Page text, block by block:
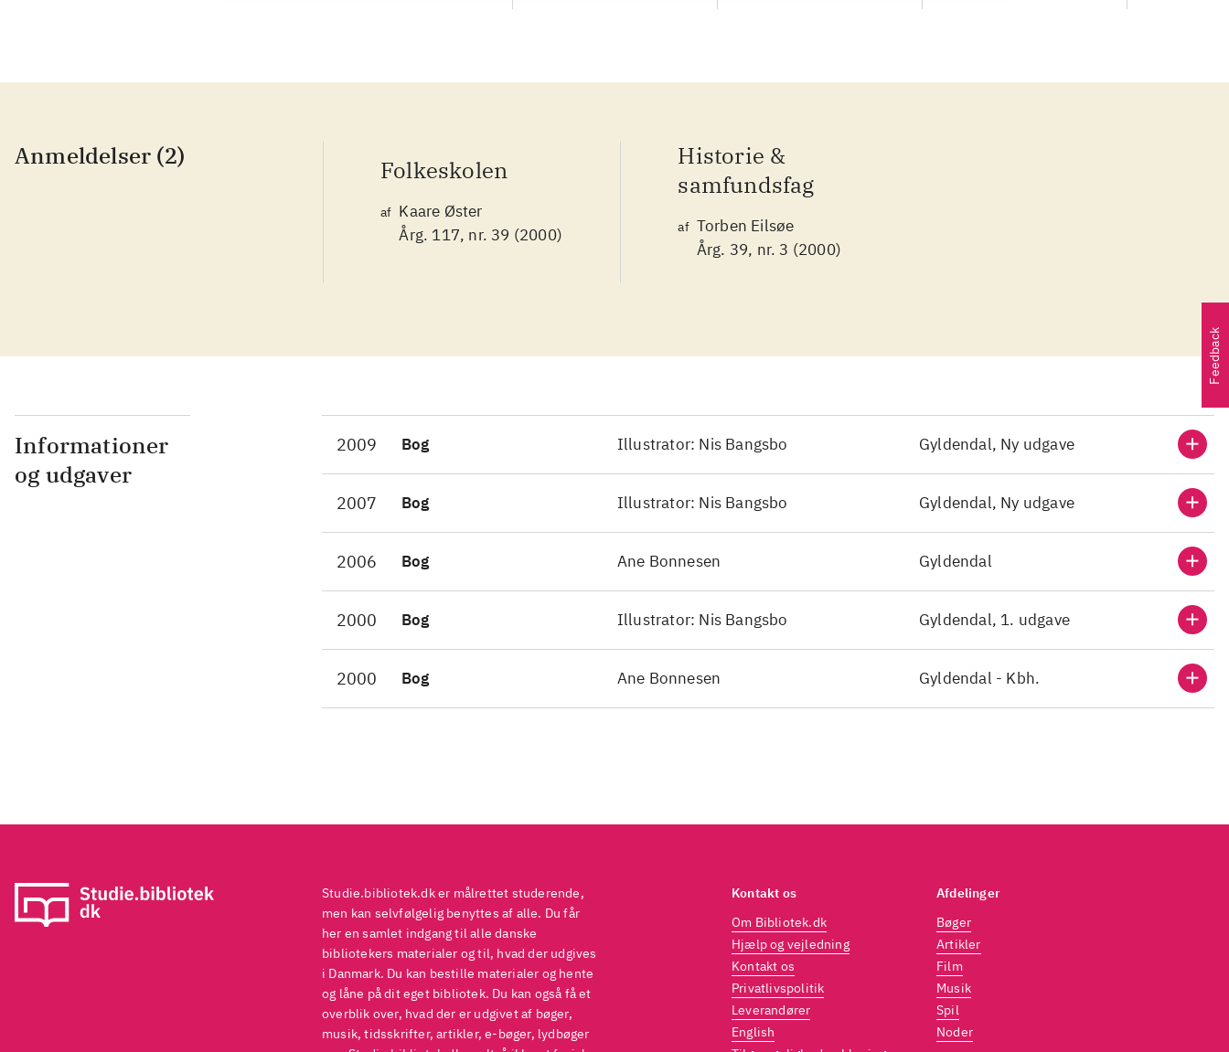
Anmeldelser (2) Folkeskolen
af Kaare Øster
Årg. 117, nr. 39 (2000)
Historie &
samfundsfag
af Torben Eilsøe
Årg. 39, nr. 3 (2000)
Informationer
og udgaver
2009 Bog Illustrator: Nis Bangsbo Gyldendal, Ny udgave
2007 Bog Illustrator: Nis Bangsbo Gyldendal, Ny udgave
2006 Bog Ane Bonnesen Gyldendal
2000 Bog Illustrator: Nis Bangsbo Gyldendal, 1. udgave
2000 Bog Ane Bonnesen Gyldendal - Kbh.
Feedback
Studie.bibliotek.dk er målrettet studerende,
men kan selvfølgelig benyttes af alle. Du får
her en samlet indgang til alle danske
bibliotekers materialer og til, hvad der udgives
i Danmark. Du kan bestille materialer og hente
og låne på dit eget bibliotek. Du kan også få et
overblik over, hvad der er udgivet af bøger,
musik, tidsskrifter, artikler, e-bøger, lydbøger
Kontakt os
Om Bibliotek.dk
Hjælp og vejledning
Kontakt os
Privatlivspolitik
Leverandører
English
Afdelinger
Bøger
Artikler
Film
Musik
Spil
Noder